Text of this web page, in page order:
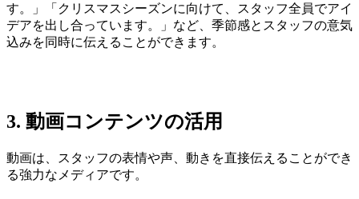
す。」「クリスマスシーズンに向けて、スタッフ全員でアイ
デアを出し合っています。」など、季節感とスタッフの意気
込みを同時に伝えることができます。
3. 動画コンテンツの活用
動画は、スタッフの表情や声、動きを直接伝えることができ
る強力なメディアです。